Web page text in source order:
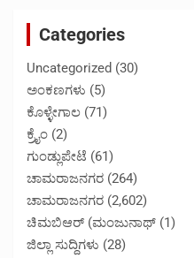
Categories
Uncategorized (30)
ಅಂಕಣಗಳು (5)
ಕೊಳ್ಳೇಗಾಲ (71)
ಕ್ರೈಂ (2)
ಗುಂಡ್ಲುಪೇಟೆ (61)
ಚಾಮರಾಜನಗರ (264)
ಚಾಮರಾಜನಗರ (2,602)
ಚಿಮಬಿಆರ್ (ಮಂಜುನಾಥ್ (1)
ಜಿಲ್ಲಾ ಸುದ್ದಿಗಳು (28)